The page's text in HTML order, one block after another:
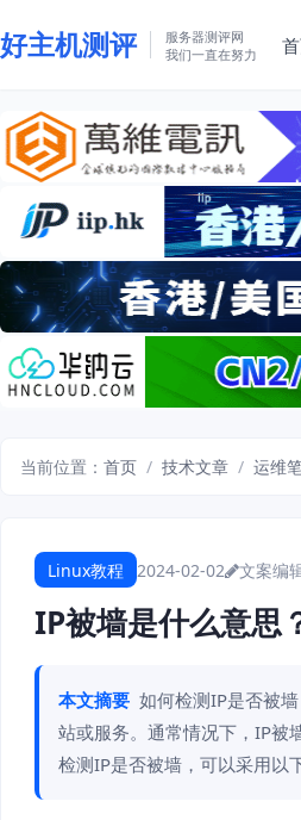
好主机测评
服务器测评网
我们一直在努力
当前位置： 首页 / 技术文章 / 运维
Linux教程 2024-02-02 文案编
IP被墙是什么意思
本文摘要 如何检测IP是否被
站或服务。通常情况下，IP被
检测IP是否被墙，可以采用以